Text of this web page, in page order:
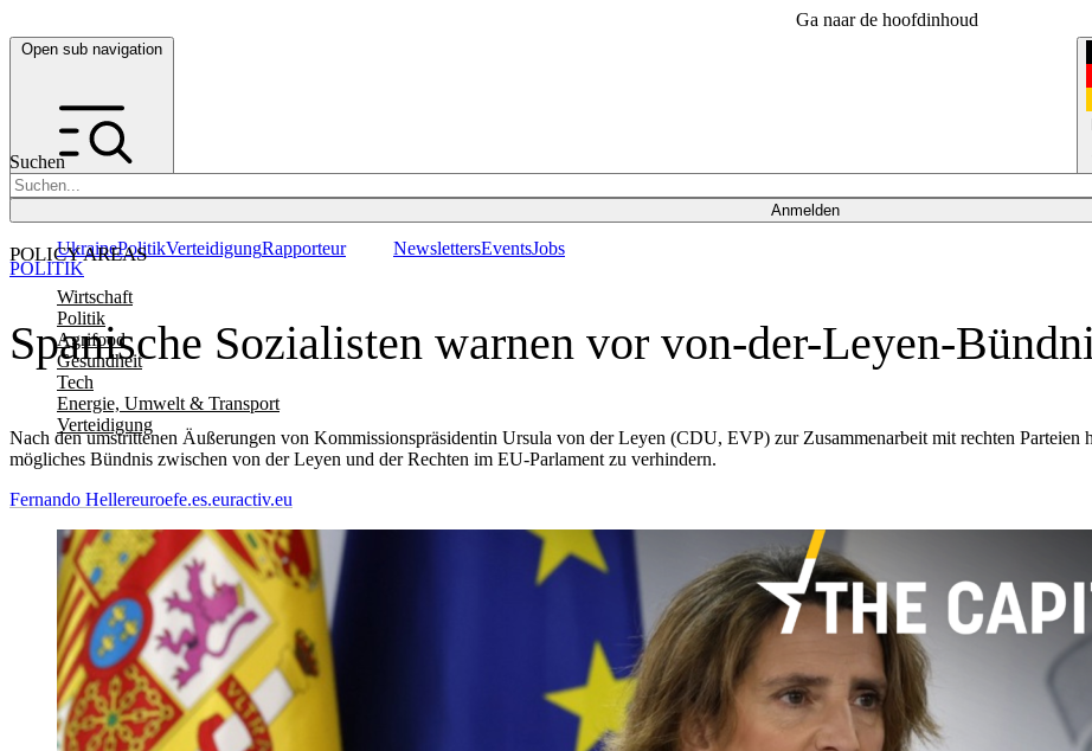
Ga naar de hoofdinhoud
Open sub navigation
Suchen
Anmelden
POLICY AREAS
Wirtschaft
Politik
Agrifood
Gesundheit
Tech
Energie, Umwelt & Transport
Verteidigung
UkrainePolitikVerteidigungRapporteur NewslettersEventsJobs
Spanische Sozialisten warnen vor von-der-Leyen-
Nach den umstrittenen Äußerungen von Kommissionspräsidentin Ursula von der Leyen (CDU, EVP) zur Zusammenarbeit mit rechten Parteien
mögliches Bündnis zwischen von der Leyen und der Rechten im EU-Parlament zu verhindern.
POLITIK
Fernando Hellereuroefe.es.euractiv.eu